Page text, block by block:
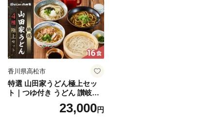
香川県高松市
特選 山田家うどん極上セッ
ト｜つゆ付き うどん 讃岐う
どん さぬきうどん 生麵 うど
んセット カレーうどん 生う
23,000円